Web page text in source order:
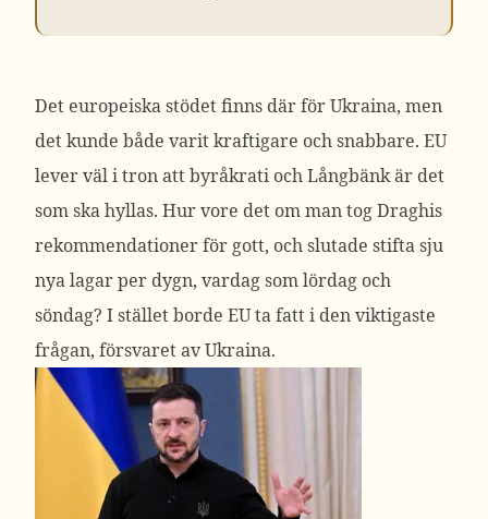
Det europeiska stödet finns där för Ukraina, men
det kunde både varit kraftigare och snabbare. EU
lever väl i tron att byråkrati och Långbänk är det
som ska hyllas. Hur vore det om man tog Draghis
rekommendationer för gott, och slutade stifta sju
nya lagar per dygn, vardag som lördag och
söndag? I stället borde EU ta fatt i den viktigaste
frågan, försvaret av Ukraina.